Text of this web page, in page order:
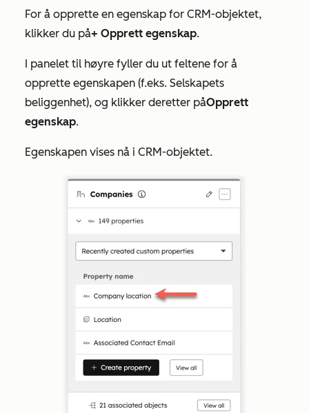
For å opprette en egenskap for CRM-objektet,
klikker du på+ Opprett egenskap.
I panelet til høyre fyller du ut feltene for å
opprette egenskapen (f.eks. Selskapets
beliggenhet), og klikker deretter påOpprett
egenskap.
Egenskapen vises nå i CRM-objektet.